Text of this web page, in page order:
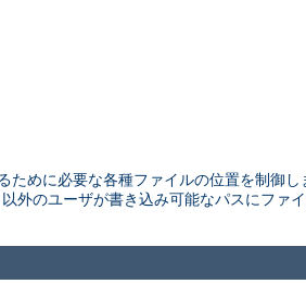
ために必要な各種ファイルの位置を制御
外のユーザが書き込み可能なパスにファ